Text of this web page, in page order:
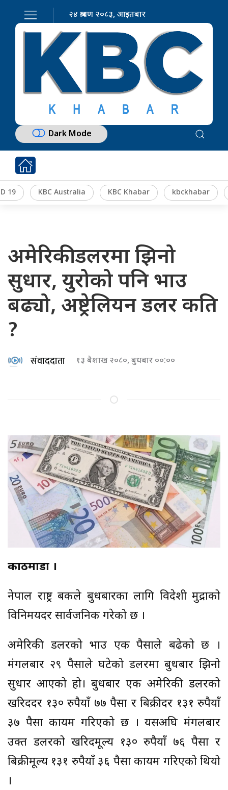
२४ श्रावण २०८३, आइतबार
Dark Mode
19 KBC Australia KBC Khabar kbckhabar
अमेरिकी डलरमा झिनो
सुधार, युरोको पनि भाउ
बढ्यो, अष्ट्रेलियन डलर कति
?
संवाददाता १३ बैशाख २०८०, बुधबार ००:००
काठमाडौँ ।
नेपाल राष्ट्र बैंकले बुधबारका लागि विदेशी मुद्राको
विनिमयदर सार्वजनिक गरेको छ ।
अमेरिकी डलरको भाउ एक पैसाले बढेको छ ।
मंगलबार २९ पैसाले घटेको डलरमा बुधबार झिनो
सुधार आएको हो। बुधबार एक अमेरिकी डलरको
खरिददर १३० रुपैयाँ ७७ पैसा र बिक्रीदर १३१ रुपैयाँ
३७ पैसा कायम गरिएको छ । यसअघि मंगलबार
उक्त डलरको खरिदमूल्य १३० रुपैयाँ ७६ पैसा र
बिक्रीमूल्य १३१ रुपैयाँ ३६ पैसा कायम गरिएको थियो
।